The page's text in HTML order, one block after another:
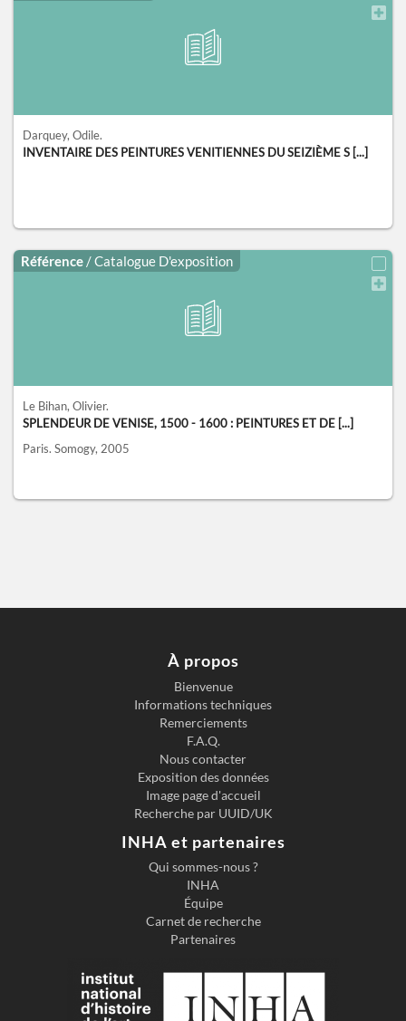
Darquey, Odile.
INVENTAIRE DES PEINTURES VENITIENNES DU SEIZIÈME S [...]
Référence / Catalogue D'exposition
Le Bihan, Olivier.
SPLENDEUR DE VENISE, 1500 - 1600 : PEINTURES ET DE [...]
Paris. Somogy, 2005
À propos
Bienvenue
Informations techniques
Remerciements
F.A.Q.
Nous contacter
Exposition des données
Image page d'accueil
Recherche par UUID/UK
INHA et partenaires
Qui sommes-nous ?
INHA
Équipe
Carnet de recherche
Partenaires